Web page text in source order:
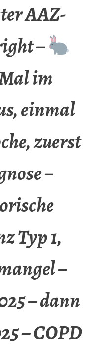
AAZ-
–
im
einmal
zuerst
–
Typ 1,
–
– dann
– COPD